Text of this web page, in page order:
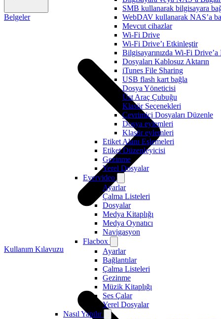
SMB kullanarak bilgisayara
WebDAV kullanarak NAS’a
Mevcut cihazlar
Wi-Fi Drive
Wi-Fi Drive’ı Etkinleştir
Bilgisayarınızda Wi-Fi Drive’a
Dosyaları Kablosuz Aktarın
iTunes File Sharing
USB flash kart bağla
Dosya Yöneticisi
Üst Araç Çubuğu
Klasör Seçenekleri
Çevrimiçi Dosyaları Düzenle
Dosya eylemleri
Klasör eylemleri
Etiket Alanı Eşlemeleri
Etiket Düzenleyicisi
Gezinme
Yerel Dosyalar
Evervideo
Ayarlar
Çalma Listeleri
Dosyalar
Medya Kitaplığı
Medya Oynatıcı
Navigasyon
Flacbox
Ayarlar
Bağlantılar
Çalma Listeleri
Gezinme
Müzik Kitaplığı
Ses Çalar
Yerel Dosyalar
Nasıl Yapılır
Belgeler
Kullanım Kılavuzu